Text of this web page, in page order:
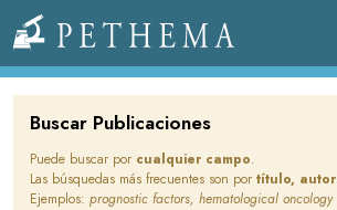
Llevamos la investigación en la sangre.
Buscar Publicaciones
Puede buscar por cualquier campo.
Las búsquedas más frecuentes son por título, autor
Ejemplos: prognostic factors, hematological oncology